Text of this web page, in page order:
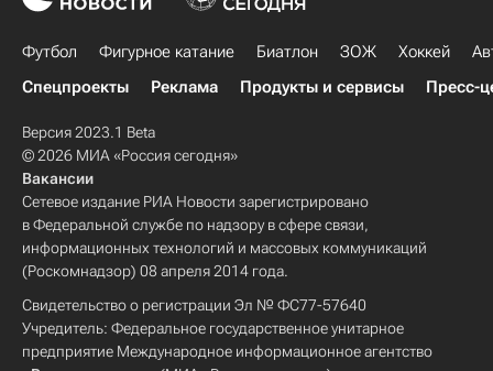
Футбол Фигурное катание Биатлон ЗОЖ Хоккей
Спецпроекты
Реклама Продукты и сервисы Пресс-
Версия 2023.1 Beta
© 2026 МИА «Россия сегодня»
Вакансии
Сетевое издание РИА Новости зарегистрировано
в Федеральной службе по надзору в сфере связи,
информационных технологий и массовых коммуникаций
(Роскомнадзор) 08 апреля 2014 года.
Свидетельство о регистрации Эл № ФС77-57640
Учредитель: Федеральное государственное унитарное
предприятие Международное информационное агентство